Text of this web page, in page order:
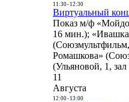
11:30- 12:30
Виртуальный
Показ м/ф
16 мин.);
Ромашкова»
(Ульяновой, 1,
11
Августа
12:00- 13:00